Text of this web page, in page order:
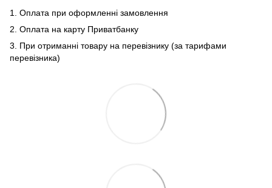
1. Оплата при оформленні замовлення
2. Оплата на карту Приватбанку
3. При отриманні товару на перевізнику (за тарифами
перевізника)